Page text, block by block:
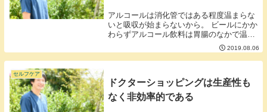
アルコールは消化管ではある程度温まらな
いと吸収が始まらないから。 ビールにかか
わらずアルコール飲料は胃腸のなかで温ま
るまで吸収効率が悪い状態にあります。 冷
たいお酒を飲んでもなんだか酔わないので
ペースを上げてガンガン飲むと後半からべ
2019.08.06
セルフケア
ドクターショッピングは生産性も
なく非効率的である